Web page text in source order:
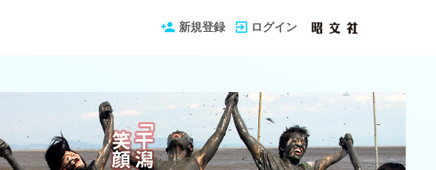
新規登録 ログイン